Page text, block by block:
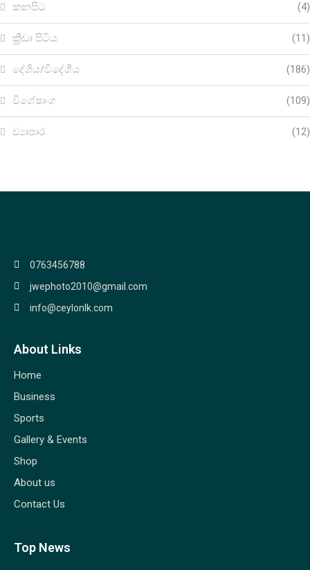
කනපිට (4)
ක්‍රීඩා පිටිය (11)
දේශීය/විදේශීය (186)
විශේෂාංග (109)
ව්‍යාපාර (12)
0763456788
jwephoto2010@gmail.com
info@ceylonlk.com
About Links
Home
Business
Sports
Gallery & Events
Shop
About us
Contact Us
Top News